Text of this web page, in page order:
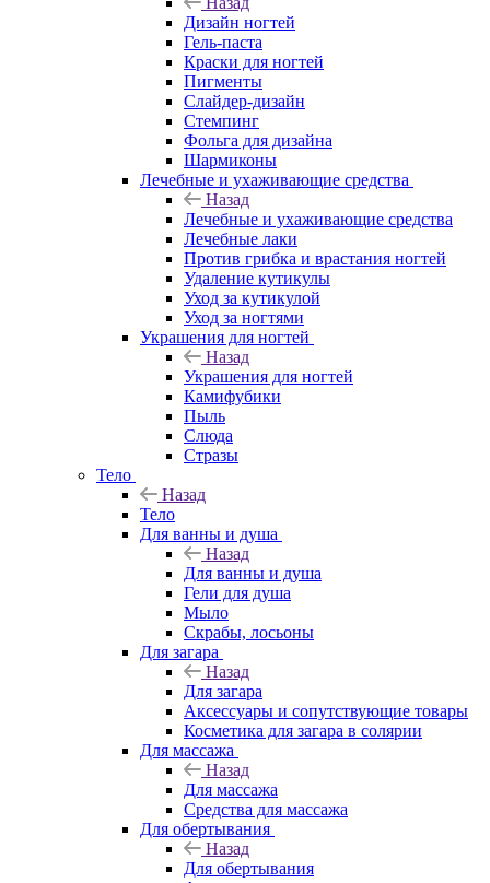
Дизайн ногтей
Гель-паста
Краски для ногтей
Пигменты
Слайдер-дизайн
Стемпинг
Фольга для дизайна
Шармиконы
Лечебные и ухаживающие средства
Назад
Лечебные и ухаживающие средства
Лечебные лаки
Против грибка и врастания ногтей
Удаление кутикулы
Уход за кутикулой
Уход за ногтями
Украшения для ногтей
Назад
Украшения для ногтей
Камифубики
Пыль
Слюда
Стразы
Тело
Назад
Тело
Для ванны и душа
Назад
Для ванны и душа
Гели для душа
Мыло
Скрабы, лосьоны
Для загара
Назад
Для загара
Аксессуары и сопутствующие товары
Косметика для загара в солярии
Для массажа
Назад
Для массажа
Средства для массажа
Для обертывания
Назад
Для обертывания